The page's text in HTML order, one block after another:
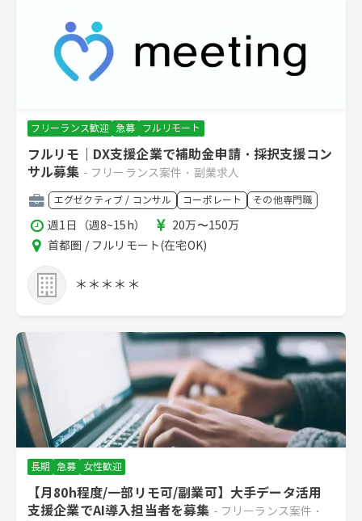
フリーランス歓迎 急募 フルリモート
フルリモ｜DX支援企業で補助金申請・採択支援コン
サル募集 - フリーランス案件・副業求人
職
種
エグゼクティブ / コンサル コーポレート その他専門職
稼
働
時
間
週1日（週8~15h）
報
酬
20万〜150万
エ
ア
首都圏 / フルリモート(在宅OK)
＊＊＊＊＊
長期 急募 女性歓迎
【月80h程度/一部リモ可/副業可】大手データ活用
支援企業でAI導入担当者を募集 - フリーランス案件・